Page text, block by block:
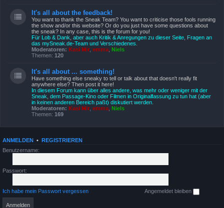
It's all about the feedback!
You want to thank the Sneak Team? You want to criticise those fools running
the show and/or this website? Or do you just have some questions about
the sneak? In any case, this is the forum for you!
Für Lob & Dank, aber auch Kritik & Anregungen zu dieser Seite, Fragen an
das mySneak.de-Team und Verschiedenes.
Moderatoren: Kasi Mir emma Niels
Themen: 120
It's all about ... something!
Have something else sneaky to tell or talk about that doesn't really fit
anywhere else? Then post it here!
In diesem Forum kann über alles andere, was mehr oder weniger mit der
Sneak, dem Passage-Kino oder Filmen in Originalfassung zu tun hat (aber
in keinen anderen Bereich paßt) diskutiert werden.
Moderatoren: Kasi Mir emma Niels
Themen: 169
ANMELDEN • REGISTRIEREN
Benutzername:
Passwort:
Ich habe mein Passwort vergessen Angemeldet bleiben